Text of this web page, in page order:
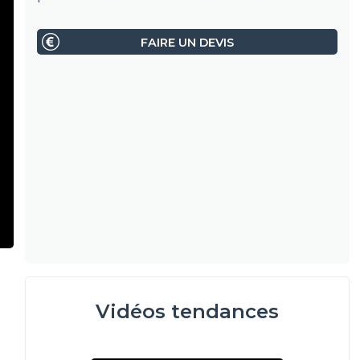
FAIRE UN DEVIS
Vidéos tendances